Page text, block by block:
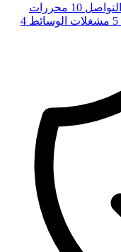
التواصل 10 محررات
5 مشغلات الوسائط 4